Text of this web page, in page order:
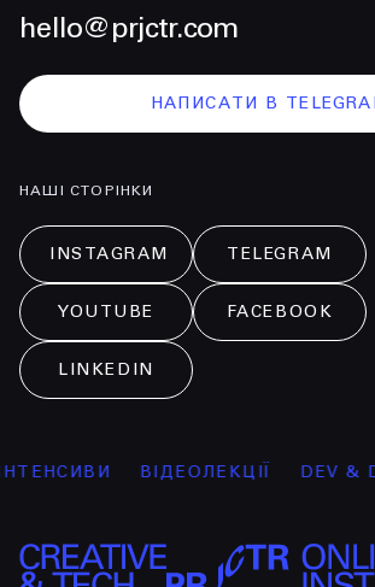
hello@prjctr.com
НАПИСАТИ В
НАШІ СТОРІНКИ
INSTAGRAM TELEGRAM
YOUTUBE FACEBOOK
LINKEDIN
ВІДЕОЛЕКЦІЇ DEV &